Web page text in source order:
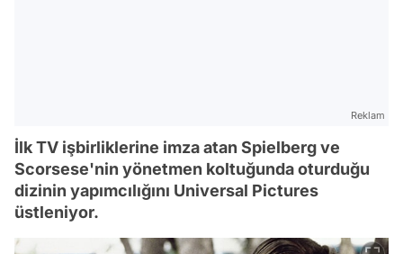
Reklam
İlk TV işbirliklerine imza atan Spielberg ve
Scorsese'nin yönetmen koltuğunda oturduğu
dizinin yapımcılığını Universal Pictures
üstleniyor.